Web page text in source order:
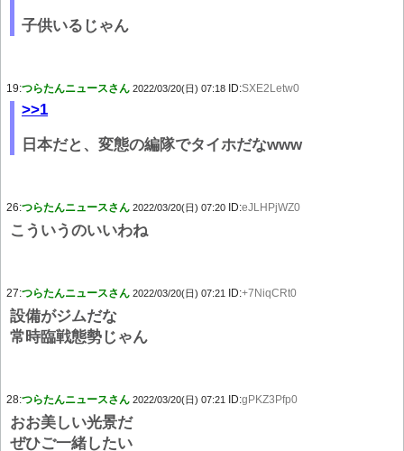
子供いるじゃん
19:つらたんニュースさん 2022/03/20(日) 07:18 ID:SXE2Letw0
>>1
日本だと、変態の編隊でタイホだなwww
26:つらたんニュースさん 2022/03/20(日) 07:20 ID:eJLHPjWZ0
こういうのいいわね
27:つらたんニュースさん 2022/03/20(日) 07:21 ID:+7NiqCRt0
設備がジムだな
常時臨戦態勢じゃん
28:つらたんニュースさん 2022/03/20(日) 07:21 ID:gPKZ3Pfp0
おお美しい光景だ
ぜひご一緒したい